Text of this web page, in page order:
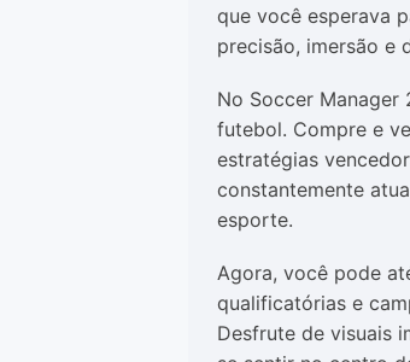
que você esperava
precisão, imersão e
No Soccer
futebol. Compre e
estratégias
constantemente
esporte.
Agora, você pode
qualificatórias e
Desfrute de visuais